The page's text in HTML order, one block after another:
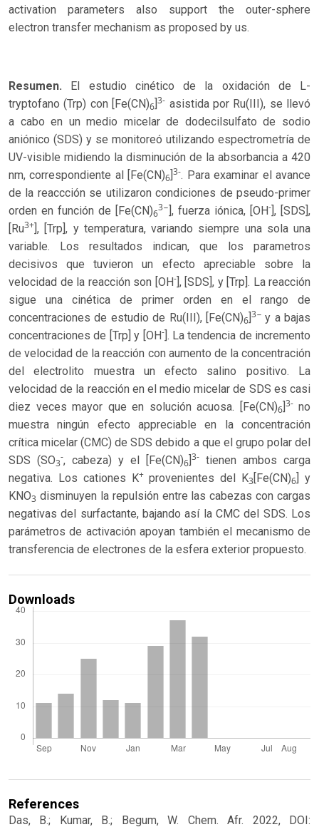
activation parameters also support the outer-sphere
electron transfer mechanism as proposed by us.
Resumen. El estudio cinético de la oxidación de L-
tryptofano (Trp) con [Fe(CN)6 ]3- asistida por Ru(III), se llevó
a cabo en un medio micelar de dodecilsulfato de sodio
aniónico (SDS) y se monitoreó utilizando espectrometría de
UV-visible midiendo la disminución de la absorbancia a 420
nm, correspondiente al [Fe(CN)6 ]3-. Para examinar el avance
de la reaccción se utilizaron condiciones de pseudo-primer
orden en función de [Fe(CN)6
3− ], fuerza iónica, [OH- ], [SDS],
[Ru3+ ], [Trp], y temperatura, variando siempre una sola una
variable. Los resultados indican, que los parametros
decisivos que tuvieron un efecto apreciable sobre la
velocidad de la reacción son [OH-], [SDS], y [Trp]. La reacción
sigue una cinética de primer orden en el rango de
concentraciones de estudio de Ru(III), [Fe(CN)6] 3−y a bajas
concentraciones de [Trp] y [OH-]. La tendencia de incremento
de velocidad de la reacción con aumento de la concentración
del electrolito muestra un efecto salino positivo. La
velocidad de la reacción en el medio micelar de SDS es casi
diez veces mayor que en solución acuosa. [Fe(CN)6] 3-no
muestra ningún efecto appreciable en la concentración
crítica micelar (CMC) de SDS debido a que el grupo polar del
SDS (SO3
-, cabeza) y el [Fe(CN)6
3- tienen ambos carga
negativa. Los cationes K+provenientes del K3 [Fe(CN)6 ] y
KNO3 disminuyen la repulsión entre las cabezas con cargas
negativas del surfactante, bajando así la CMC del SDS. Los
parámetros de activación apoyan también el mecanismo de
transferencia de electrones de la esfera exterior propuesto.
Downloads
References
Das, B.; Kumar, B.; Begum, W. Chem. Afr. 2022, DOI: